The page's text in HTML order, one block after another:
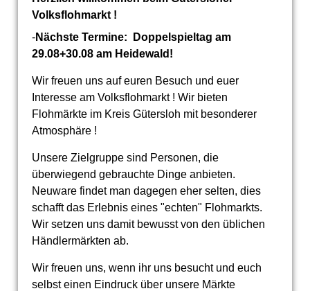
Volksflohmarkt !
-Nächste Termine: Doppelspieltag am
29.08+30.08 am Heidewald!
Wir freuen uns auf euren Besuch und euer
Interesse am Volksflohmarkt ! Wir bieten
Flohmärkte im Kreis Gütersloh mit besonderer
Atmosphäre !
Unsere Zielgruppe sind Personen, die
überwiegend gebrauchte Dinge anbieten.
Neuware findet man dagegen eher selten, dies
schafft das Erlebnis eines "echten" Flohmarkts.
Wir setzen uns damit bewusst von den üblichen
Händlermärkten ab.
Wir freuen uns, wenn ihr uns besucht und euch
selbst einen Eindruck über unsere Märkte